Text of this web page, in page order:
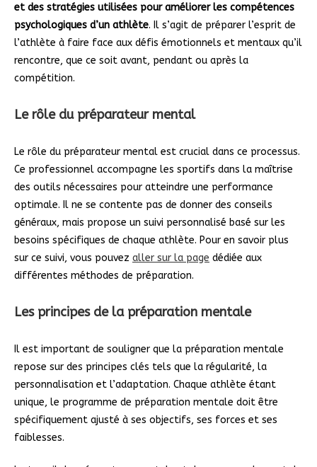
et des stratégies utilisées pour améliorer les compétences
psychologiques d’un athlète. Il s’agit de préparer l’esprit de
l’athlète à faire face aux défis émotionnels et mentaux qu’il
rencontre, que ce soit avant, pendant ou après la
compétition.
Le rôle du préparateur mental
Le rôle du préparateur mental est crucial dans ce processus.
Ce professionnel accompagne les sportifs dans la maîtrise
des outils nécessaires pour atteindre une performance
optimale. Il ne se contente pas de donner des conseils
généraux, mais propose un suivi personnalisé basé sur les
besoins spécifiques de chaque athlète. Pour en savoir plus
sur ce suivi, vous pouvez aller sur la page dédiée aux
différentes méthodes de préparation.
Les principes de la préparation mentale
Il est important de souligner que la préparation mentale
repose sur des principes clés tels que la régularité, la
personnalisation et l’adaptation. Chaque athlète étant
unique, le programme de préparation mentale doit être
spécifiquement ajusté à ses objectifs, ses forces et ses
faiblesses.